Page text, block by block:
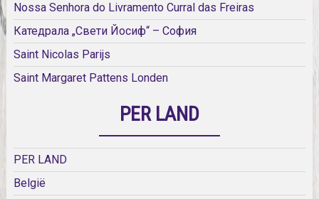
Nossa Senhora do Livramento Curral das Freiras
Катедрала „Свети Йосиф“ – София
Saint Nicolas Parijs
Saint Margaret Pattens Londen
PER LAND
PER LAND
België